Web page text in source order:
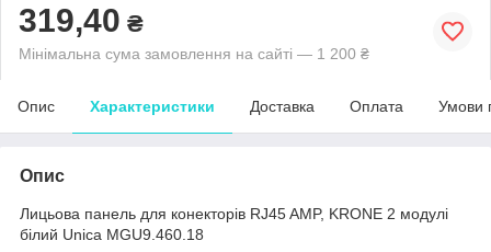
319,40 ₴
Мінімальна сума замовлення на сайті — 1 200 ₴
Опис Характеристики Доставка Оплата Умови
Опис
Лицьова панель для конекторів RJ45 AMP, KRONE 2 модулі
білий Unica MGU9.460.18